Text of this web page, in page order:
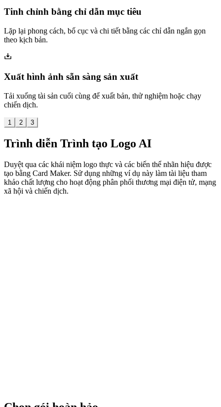
Tinh chỉnh bằng chỉ dẫn mục tiêu
Lặp lại phong cách, bố cục và chi tiết bằng các chỉ dẫn ngắn gọn
theo kịch bản.
Xuất hình ảnh sẵn sàng sản xuất
Tải xuống tài sản cuối cùng để xuất bản, thử nghiệm hoặc chạy
chiến dịch.
1 2 3
Trình diễn Trình tạo Logo AI
Duyệt qua các khái niệm logo thực và các biến thể nhãn hiệu được
tạo bằng Card Maker. Sử dụng những ví dụ này làm tài liệu tham
khảo chất lượng cho hoạt động phân phối thương mại điện tử, mạng
xã hội và chiến dịch.